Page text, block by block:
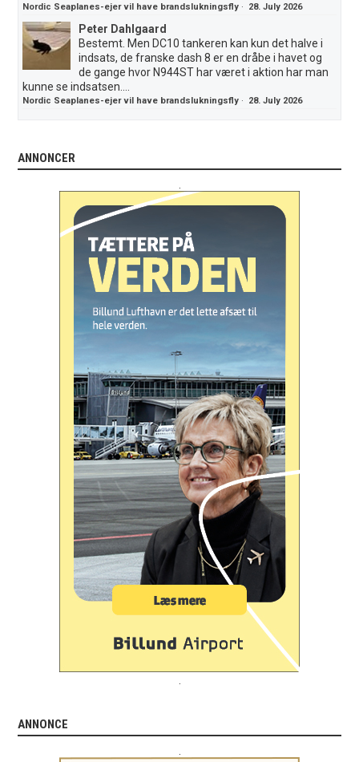
Nordic Seaplanes-ejer vil have brandslukningsfly · 28. July 2026
Peter Dahlgaard
Bestemt. Men DC10 tankeren kan kun det halve i
indsats, de franske dash 8 er en dråbe i havet og
de gange hvor N944ST har været i aktion har man
kunne se indsatsen....
Nordic Seaplanes-ejer vil have brandslukningsfly · 28. July 2026
ANNONCER
ANNONCE